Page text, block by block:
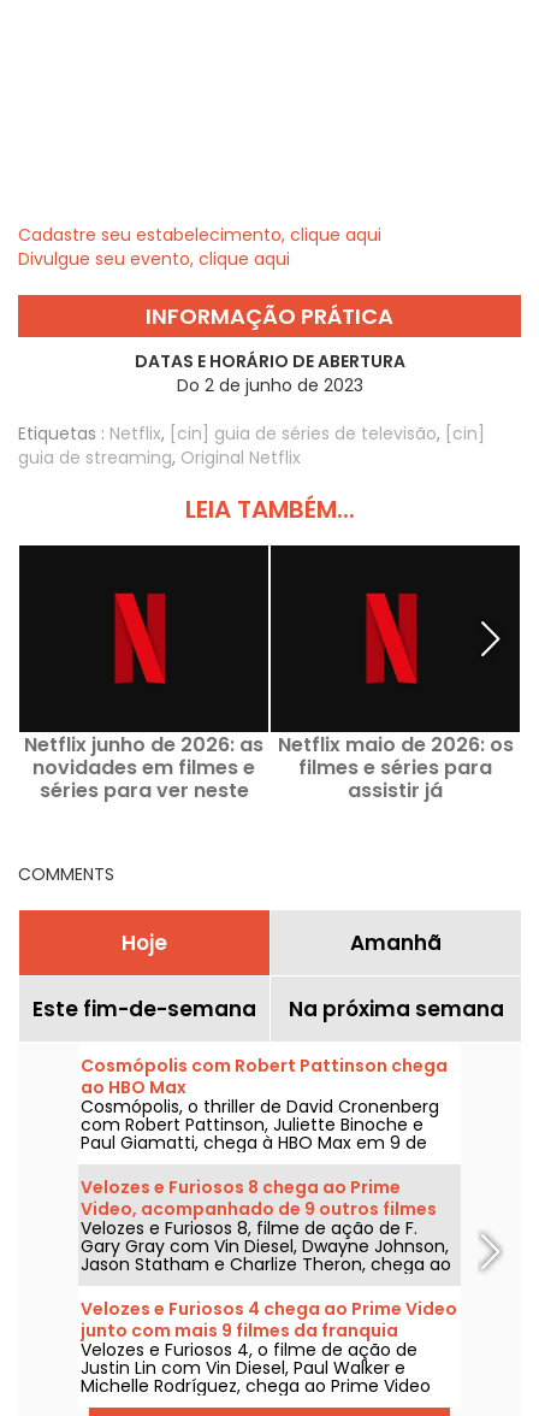
Cadastre seu estabelecimento, clique aqui
Divulgue seu evento, clique aqui
INFORMAÇÃO PRÁTICA
DATAS E HORÁRIO DE ABERTURA
Do 2 de junho de 2023
Etiquetas : Netflix, [cin] guia de séries de televisão, [cin]
guia de streaming, Original Netflix
LEIA TAMBÉM...
Netflix junho de 2026: as
novidades em filmes e
séries para ver neste
Netflix maio de 2026: os
filmes e séries para
assistir já
COMMENTS
Hoje Amanhã
Este fim-de-semana Na próxima semana
Cosmópolis com Robert Pattinson chega
ao HBO Max
Cosmópolis, o thriller de David Cronenberg
com Robert Pattinson, Juliette Binoche e
Paul Giamatti, chega à HBO Max em 9 de
agosto de 2026.
Velozes e Furiosos 8 chega ao Prime
Video, acompanhado de 9 outros filmes
da franquia
Velozes e Furiosos 8, filme de ação de F.
Gary Gray com Vin Diesel, Dwayne Johnson,
Jason Statham e Charlize Theron, chega ao
Prime Video em 1º de agosto de 2026.
Velozes e Furiosos 4 chega ao Prime Video
junto com mais 9 filmes da franquia
Velozes e Furiosos 4, o filme de ação de
Justin Lin com Vin Diesel, Paul Walker e
Michelle Rodríguez, chega ao Prime Video
em 1º de agosto de 2026, com várias